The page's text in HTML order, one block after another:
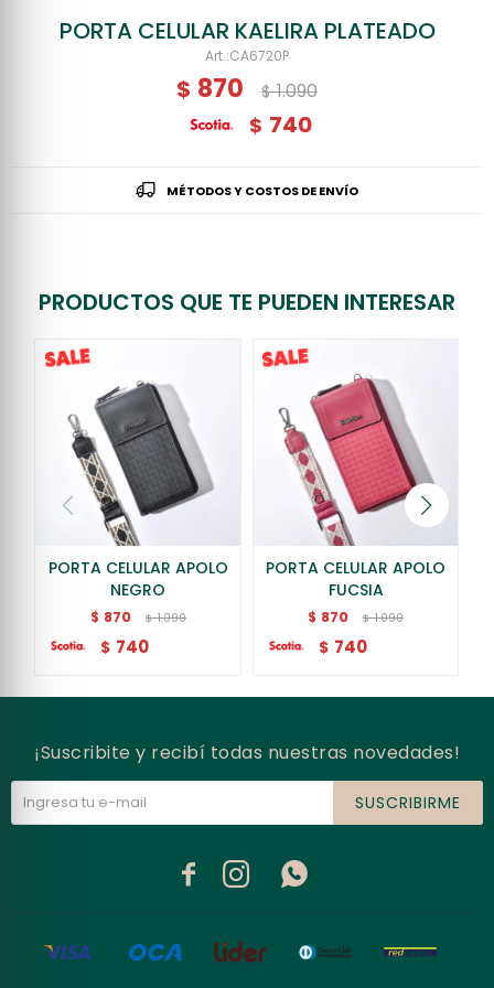
PORTA CELULAR KAELIRA PLATEADO
CA6720P
$ 870 $ 1.090
$ 740
MÉTODOS Y COSTOS DE ENVÍO
PRODUCTOS QUE TE PUEDEN INTERESAR
PORTA CELULAR APOLO
NEGRO
$ 870 $ 1.090
$ 740
PORTA CELULAR APOLO
FUCSIA
$ 870 $ 1.090
$ 740
¡Suscribite y recibí todas nuestras novedades!
SUSCRIBIRME
  